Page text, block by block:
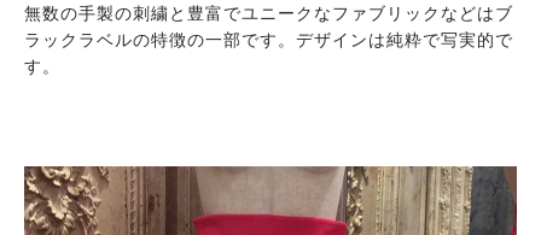
無数の手製の刺繍と豊富でユニークなファブリックなどはブ
ラックラベルの特徴の一部です。デザインは純粋で写実的で
す。